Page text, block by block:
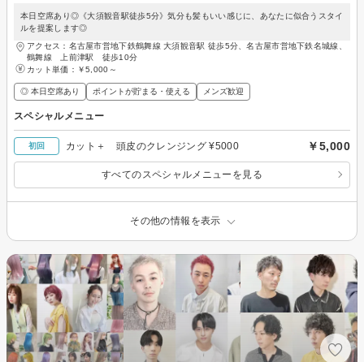
本日空席あり◎《大須観音駅徒歩5分》気分も髪もいい感じに、あなたに似合うスタイ
ルを提案します◎
アクセス：名古屋市営地下鉄鶴舞線 大須観音駅 徒歩5分、名古屋市営地下鉄名城線、
鶴舞線 上前津駅 徒歩10分
カット単価： ￥5,000～
◎ 本日空席あり ポイントが貯まる・使える メンズ歓迎
スペシャルメニュー
初回 カット＋ 頭皮のクレンジング ¥5000 ￥5,000
すべてのスペシャルメニューを見る
その他の情報を表示